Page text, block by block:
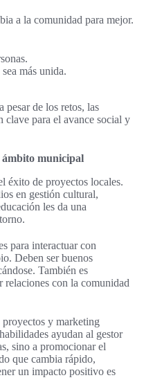
a la comunidad para mejor.
más unida.
pesar de los retos, las
clave para el avance social y
municipal
éxito de proyectos locales.
en gestión cultural,
les da una
para interactuar con
Deben ser buenos
También es
relaciones con la comunidad
proyectos y marketing
ayudan al gestor
sino a promocionar el
que cambia rápido,
un impacto positivo es